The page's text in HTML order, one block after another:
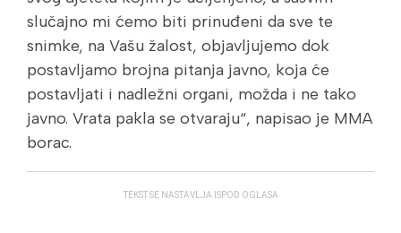
slučajno mi ćemo biti prinuđeni da sve te
snimke, na Vašu žalost, objavljujemo dok
postavljamo brojna pitanja javno, koja će
postavljati i nadležni organi, možda i ne tako
javno. Vrata pakla se otvaraju“, napisao je MMA
borac.
TEKST SE NASTAVLJA ISPOD OGLASA